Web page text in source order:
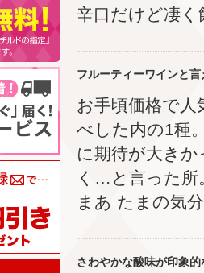
辛口だけど凄
フルーティーワインと
お手頃価格で
べした内の1種
に期待が大き
く…と言った所
まあ たまの気
さわやかな酸味が印象